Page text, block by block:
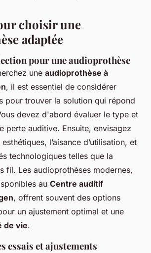
choisir une
adaptée
pour une audioprothèse
une audioprothèse à
, il est essentiel de considérer
pour trouver la solution qui répond
devez d'abord évaluer le type et
perte auditive. Ensuite, envisagez
l’aisance d’utilisation, et
technologiques telles que la
fil. Les audioprothèses modernes,
au Centre auditif
, offrent souvent des options
un ajustement optimal et une
de vie.
essais et ajustements